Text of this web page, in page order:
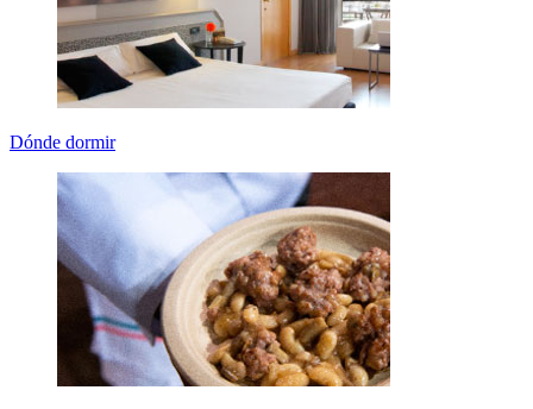
Dónde dormir